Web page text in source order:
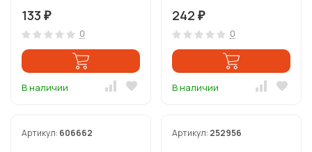
133 ₽
0
В наличии
242 ₽
0
В наличии
Артикул: 606662 Артикул: 252956